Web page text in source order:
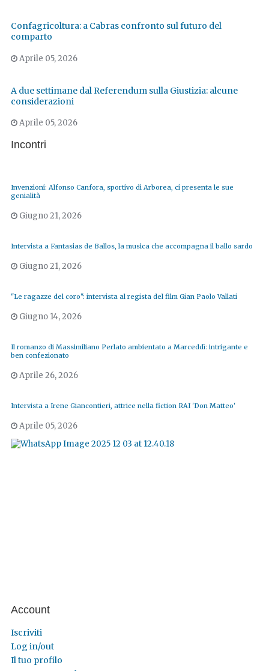
Confagricoltura: a Cabras confronto sul futuro del
comparto
Aprile 05, 2026
A due settimane dal Referendum sulla Giustizia: alcune
considerazioni
Aprile 05, 2026
Incontri
Invenzioni: Alfonso Canfora, sportivo di Arborea, ci presenta le sue
genialità
Giugno 21, 2026
Intervista a Fantasias de Ballos, la musica che accompagna il ballo sardo
Giugno 21, 2026
"Le ragazze del coro": intervista al regista del film Gian Paolo Vallati
Giugno 14, 2026
Il romanzo di Massimiliano Perlato ambientato a Marceddì: intrigante e
ben confezionato
Aprile 26, 2026
Intervista a Irene Giancontieri, attrice nella fiction RAI 'Don Matteo'
Aprile 05, 2026
Account
Iscriviti
Log in/out
Il tuo profilo